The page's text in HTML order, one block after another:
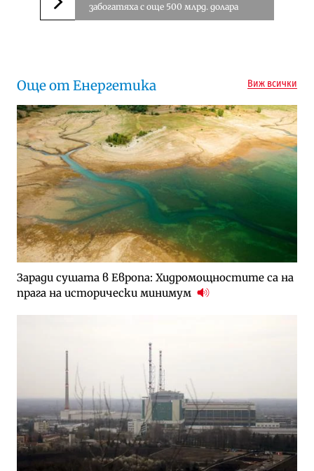
Следваща новина
забогатяха с още 500 млрд. долара
Още от Енергетика Виж всички
Заради сушата в Европа: Хидромощностите са на
прага на исторически минимум